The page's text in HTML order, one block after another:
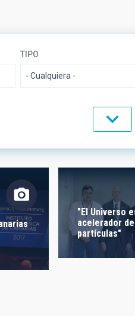
TIPO
"El Universo
acelerador de
partículas"